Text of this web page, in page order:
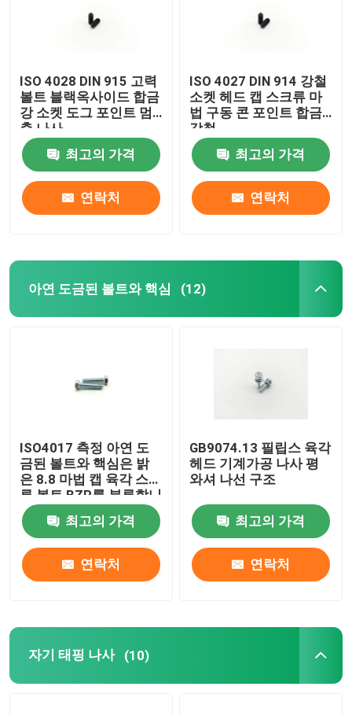
제품
우리에 대하여
품질 관리
연락주세요
인용문을 요구하세요
스텐레스 스틸 스크류 핵심 볼트
고력 볼트
ISO 4028 DIN 915 고력
볼트 블랙옥사이드 합금
강 소켓 도그 포인트 멈
춤 나사
최고의 가격
연락처
ISO 4027 DIN 914 강철
소켓 헤드 캡 스크류 마
법 구동 콘 포인트 합금
강철
최고의 가격
연락처
아연 도금된 볼트와 핵심 (12)
ISO4017 측정 아연 도
금된 볼트와 핵심은 밝
은 8.8 마법 캡 육각 스크
류 볼트 BZP를 분류합니
다
최고의 가격
연락처
GB9074.13 필립스 육각
헤드 기계가공 나사 평
와셔 나선 구조
최고의 가격
연락처
자기 태핑 나사 (10)